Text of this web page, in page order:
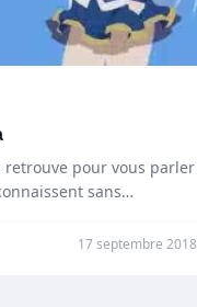
retrouve pour vous parler
sans…
17 septembre 2018